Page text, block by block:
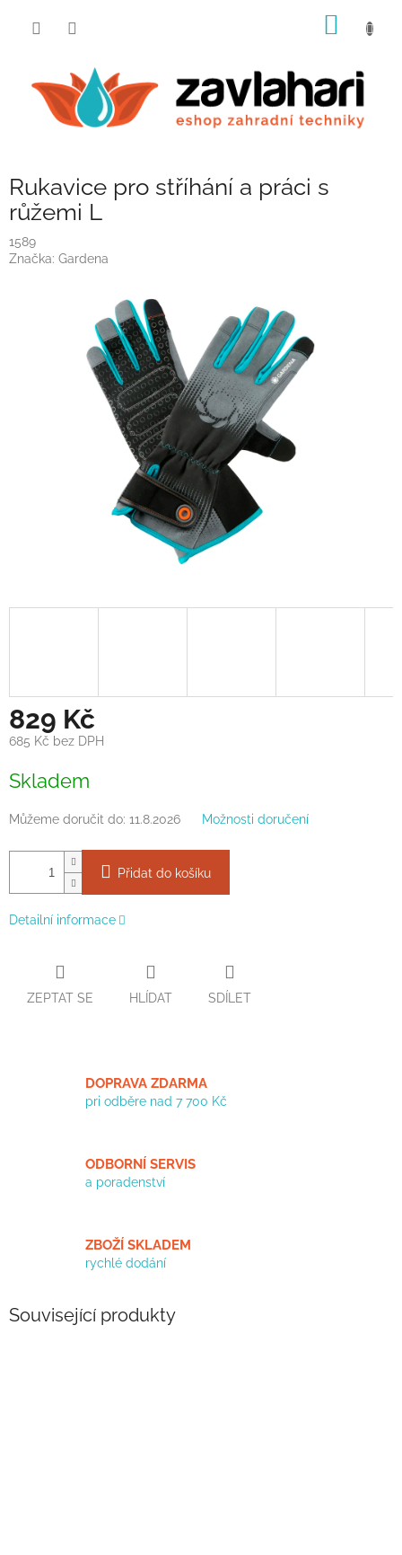
Rukavice pro stříhání a práci s
růžemi L
1589
Značka: Gardena
829 Kč
685 Kč bez DPH
cena:
Skladem
Můžeme doručit do: 11.8.2026 Možnosti doručení
Přidat do košíku
Detailní informace
ZEPTAT SE HLÍDAT SDÍLET
DOPRAVA ZDARMA
pri odběre nad 7 700 Kč
ODBORNÍ SERVIS
a poradenství
ZBOŽÍ SKLADEM
rychlé dodání
Související produkty